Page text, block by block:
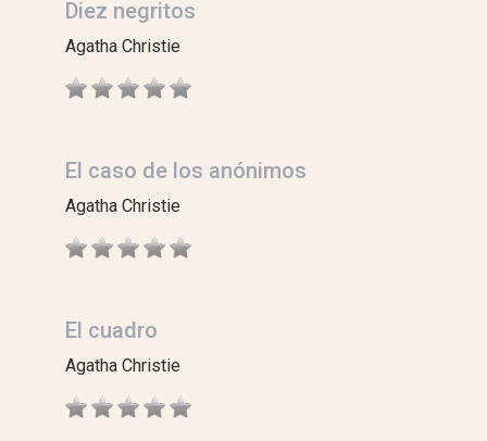
Diez negritos
Agatha Christie
El caso de los anónimos
Agatha Christie
El cuadro
Agatha Christie